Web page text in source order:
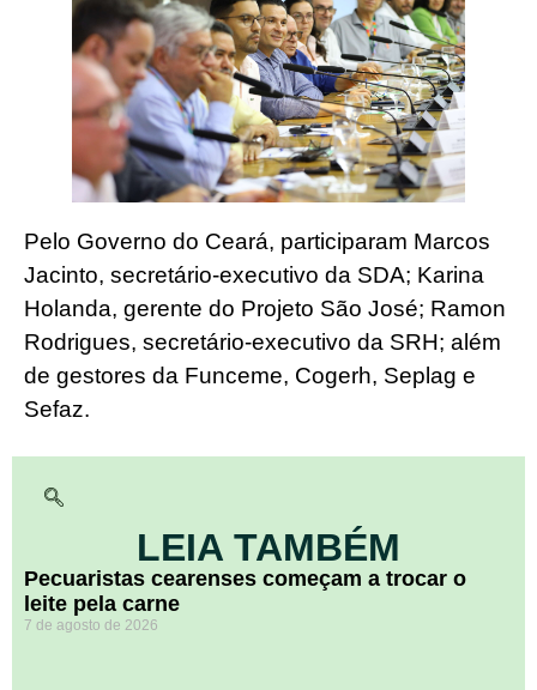
Pelo Governo do Ceará, participaram Marcos
Jacinto, secretário-executivo da SDA; Karina
Holanda, gerente do Projeto São José; Ramon
Rodrigues, secretário-executivo da SRH; além
de gestores da Funceme, Cogerh, Seplag e
Sefaz.
LEIA TAMBÉM
Pecuaristas cearenses começam a trocar o
leite pela carne
7 de agosto de 2026